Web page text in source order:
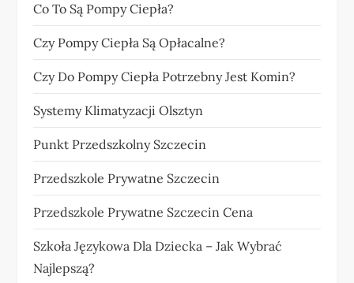
Co To Są Pompy Ciepła?
Czy Pompy Ciepła Są Opłacalne?
Czy Do Pompy Ciepła Potrzebny Jest Komin?
Systemy Klimatyzacji Olsztyn
Punkt Przedszkolny Szczecin
Przedszkole Prywatne Szczecin
Przedszkole Prywatne Szczecin Cena
Szkoła Językowa Dla Dziecka – Jak Wybrać
Najlepszą?